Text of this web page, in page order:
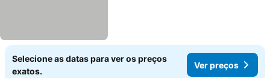
Selecione as datas para ver os preços
exatos.
Ver preços